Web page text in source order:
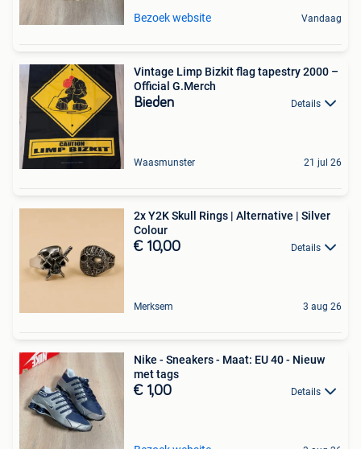
Bezoek website Vandaag
Vintage Limp Bizkit flag tapestry 2000 –
Official G.Merch
Bieden Details
Waasmunster 21 jul 26
2x Y2K Skull Rings | Alternative | Silver
Colour
€ 10,00 Details
Merksem 3 aug 26
Nike - Sneakers - Maat: EU 40 - Nieuw
met tags
€ 1,00 Details